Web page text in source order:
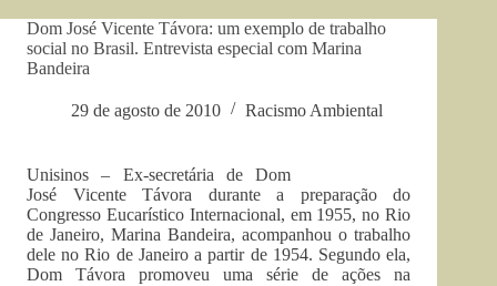
Dom José Vicente Távora: um exemplo de trabalho
social no Brasil. Entrevista especial com Marina
Bandeira
29 de agosto de 2010 Racismo Ambiental
Unisinos – Ex-secretária de Dom
José Vicente Távora durante a preparação do
Congresso Eucarístico Internacional, em 1955, no Rio
de Janeiro, Marina Bandeira, acompanhou o trabalho
dele no Rio de Janeiro a partir de 1954. Segundo ela,
Dom Távora promoveu uma série de ações na